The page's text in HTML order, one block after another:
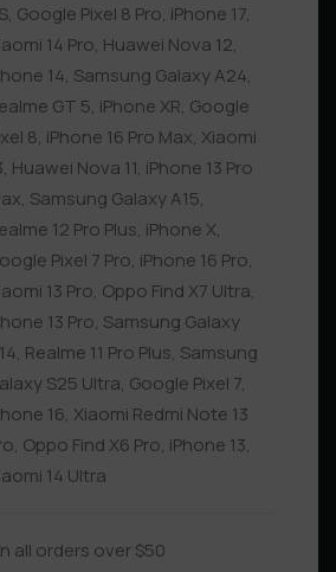
, Google Pixel 8 Pro, iPhone 17,
14 Pro, Huawei Nova 12,
14, Samsung Galaxy A24,
GT 5, iPhone XR, Google
8, iPhone 16 Pro Max, Xiaomi
, Huawei Nova 11, iPhone 13 Pro
, Samsung Galaxy A15,
12 Pro Plus, iPhone X,
Pixel 7 Pro, iPhone 16 Pro,
13 Pro, Oppo Find X7 Ultra,
13 Pro, Samsung Galaxy
, Realme 11 Pro Plus, Samsung
S25 Ultra, Google Pixel 7,
16, Xiaomi Redmi Note 13
, Oppo Find X6 Pro, iPhone 13,
14 Ultra
all orders over $50